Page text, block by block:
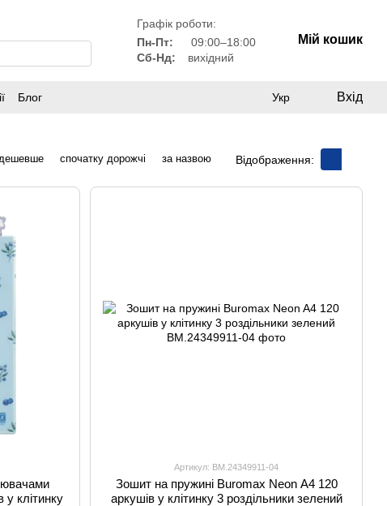
Графік роботи:
Пн-Пт:
09:00–18:00
Сб-Нд:
вихідний
Мій кошик
Блог
Укр Вхід
спочатку дорожчі за назвою Відображення:
клітинку
Артикул: BM.24349911-04
Зошит на пружині Buromax Neon A4 120
аркушів у клітинку 3 роздільники зелений